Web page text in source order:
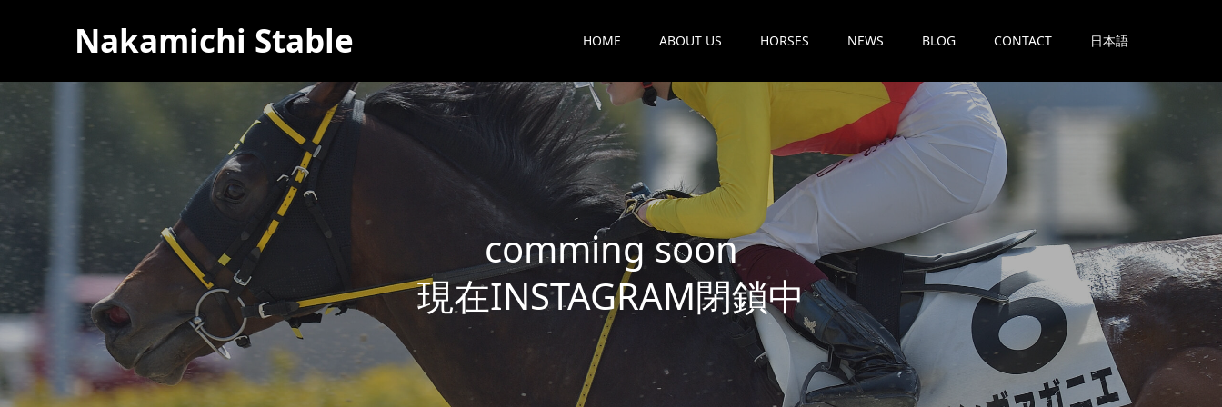
Nakamichi Stable HOME ABOUT US HORSES NEWS BLOG CONTACT 日本語
comming soon
現在INSTAGRAM閉鎖中